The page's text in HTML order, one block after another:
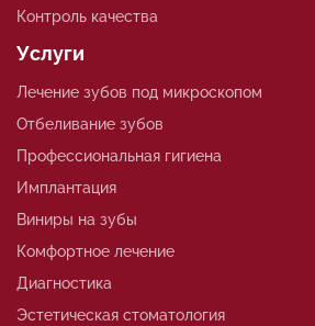
Услуги
Лечение зубов под микроскопом
Отбеливание зубов
Профессиональная гигиена
Имплантация
Виниры на зубы
Комфортное лечение
Диагностика
Эстетическая стоматология
Контроль качества